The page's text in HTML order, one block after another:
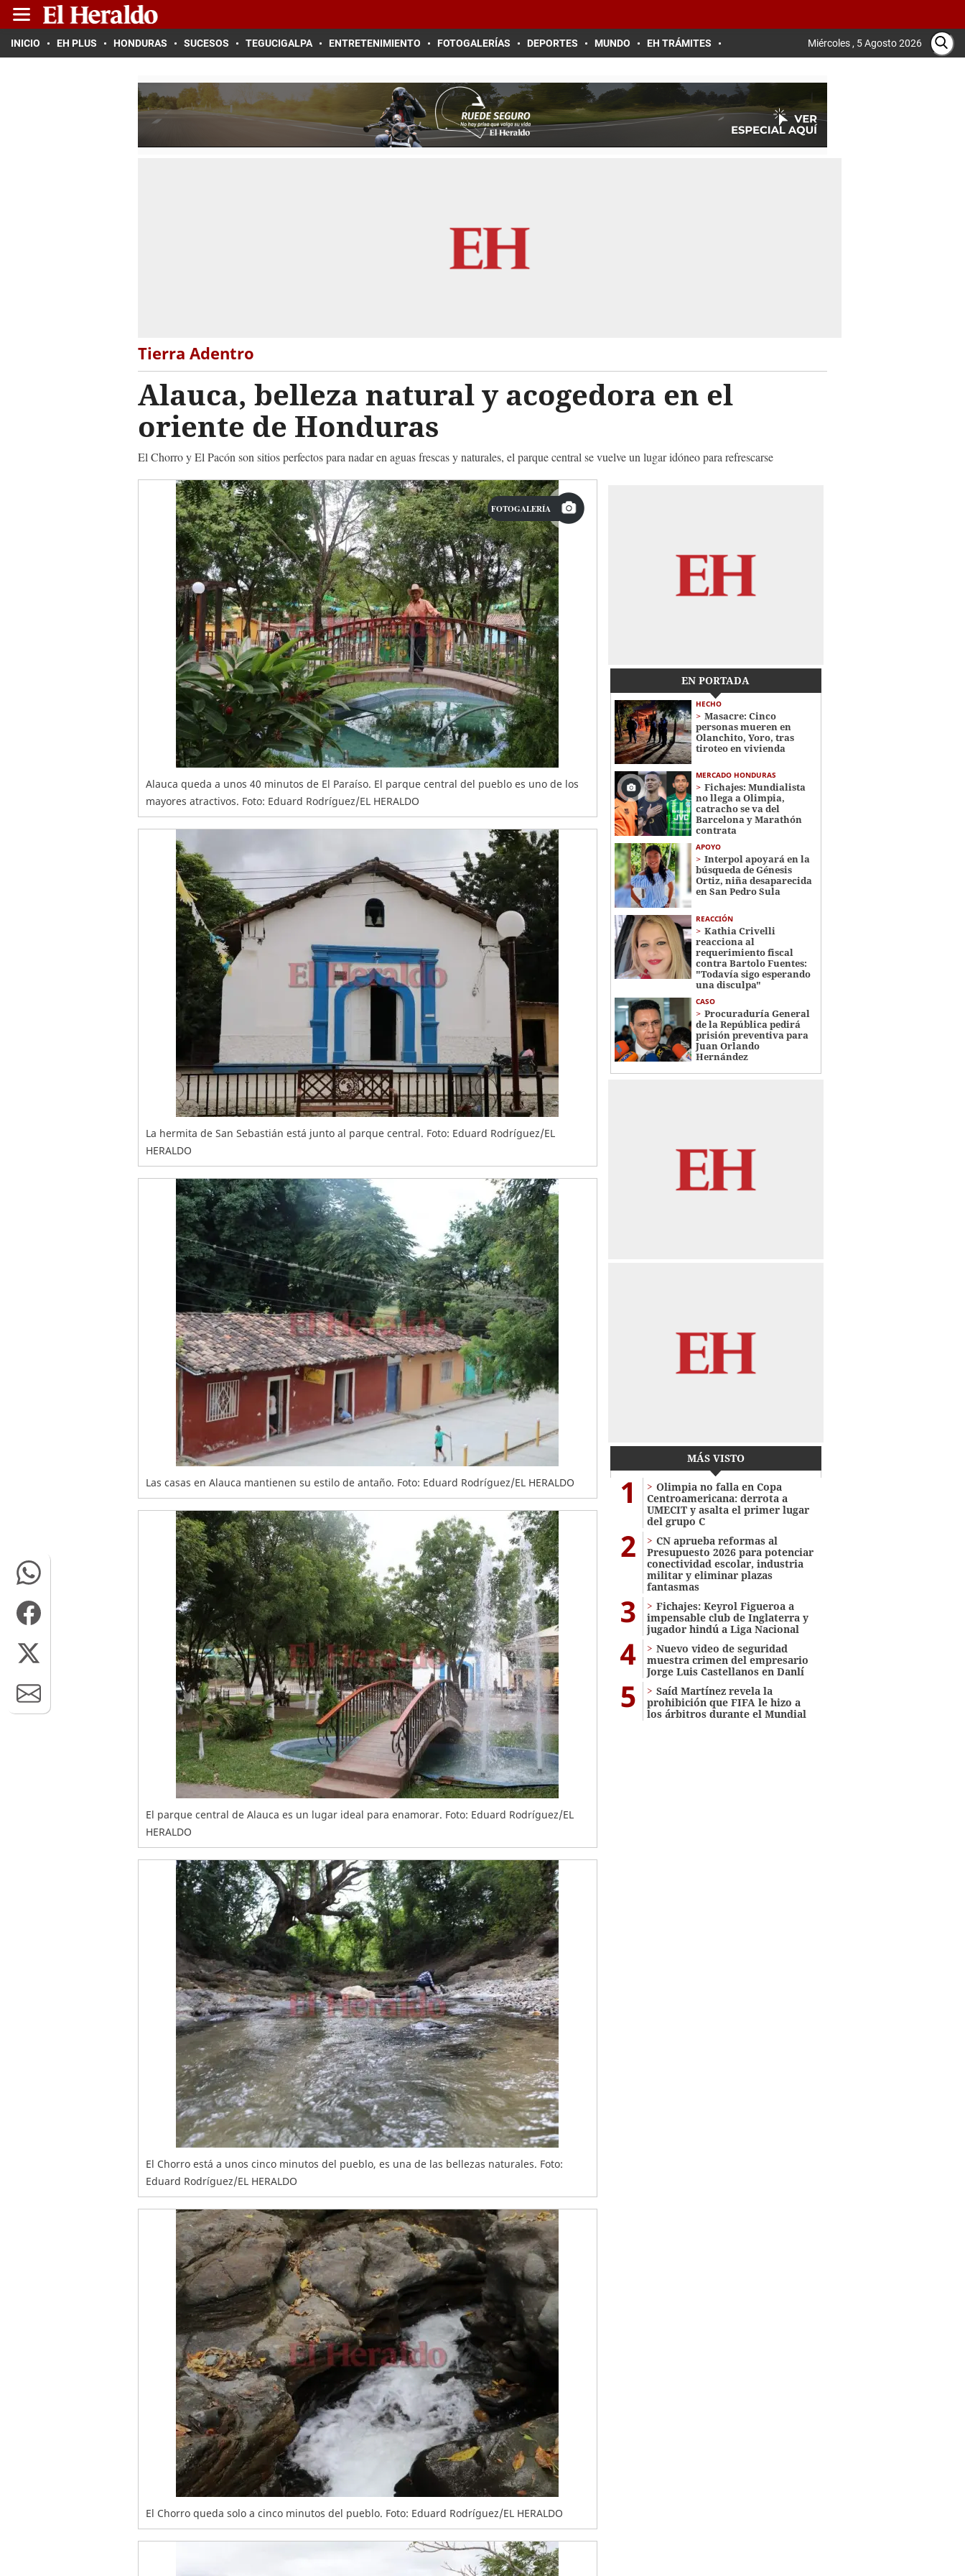
INICIO EH PLUS HONDURAS SUCESOS TEGUCIGALPA ENTRETENIMIENTO FOTOGALERÍAS DEPORTES MUNDO EH TRÁMITES Miércoles , 5 Agosto 2026
Tierra Adentro
Alauca, belleza natural y acogedora en el
oriente de Honduras
El Chorro y El Pacón son sitios perfectos para nadar en aguas frescas y naturales, el parque central se vuelve un lugar idóneo para refrescarse
FOTOGALERÍA
Alauca queda a unos 40 minutos de El Paraíso. El parque central del pueblo es uno de los
mayores atractivos. Foto: Eduard Rodríguez/EL HERALDO
La hermita de San Sebastián está junto al parque central. Foto: Eduard Rodríguez/EL
HERALDO
Las casas en Alauca mantienen su estilo de antaño. Foto: Eduard Rodríguez/EL HERALDO
El parque central de Alauca es un lugar ideal para enamorar. Foto: Eduard Rodríguez/EL
HERALDO
El Chorro está a unos cinco minutos del pueblo, es una de las bellezas naturales. Foto:
Eduard Rodríguez/EL HERALDO
El Chorro queda solo a cinco minutos del pueblo. Foto: Eduard Rodríguez/EL HERALDO
EN PORTADA
HECHO
Masacre: Cinco
personas mueren en
Olanchito, Yoro, tras
tiroteo en vivienda
MERCADO HONDURAS
Fichajes: Mundialista
no llega a Olimpia,
catracho se va del
Barcelona y Marathón
contrata
APOYO
Interpol apoyará en la
búsqueda de Génesis
Ortiz, niña desaparecida
en San Pedro Sula
REACCIÓN
Kathia Crivelli
reacciona al
requerimiento fiscal
contra Bartolo Fuentes:
"Todavía sigo esperando
una disculpa"
CASO
Procuraduría General
de la República pedirá
prisión preventiva para
Juan Orlando
Hernández
MÁS VISTO
1
Olimpia no falla en Copa
Centroamericana: derrota a
UMECIT y asalta el primer lugar
del grupo C
2
CN aprueba reformas al
Presupuesto 2026 para potenciar
conectividad escolar, industria
militar y eliminar plazas
fantasmas
3
Fichajes: Keyrol Figueroa a
impensable club de Inglaterra y
jugador hindú a Liga Nacional
4
Nuevo video de seguridad
muestra crimen del empresario
Jorge Luis Castellanos en Danlí
5
Saíd Martínez revela la
prohibición que FIFA le hizo a
los árbitros durante el Mundial